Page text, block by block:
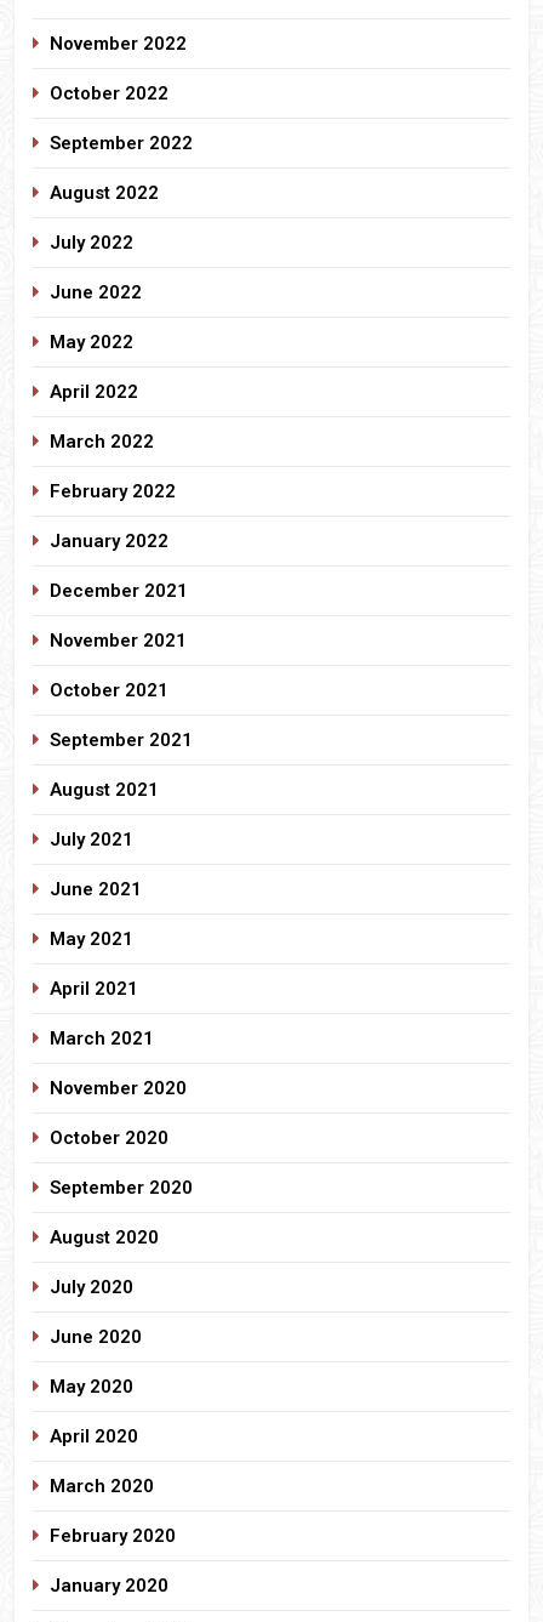
November 2022
October 2022
September 2022
August 2022
July 2022
June 2022
May 2022
April 2022
March 2022
February 2022
January 2022
December 2021
November 2021
October 2021
September 2021
August 2021
July 2021
June 2021
May 2021
April 2021
March 2021
November 2020
October 2020
September 2020
August 2020
July 2020
June 2020
May 2020
April 2020
March 2020
February 2020
January 2020